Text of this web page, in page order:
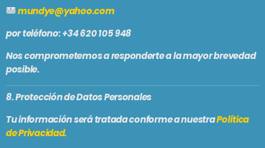
mundye@yahoo.com
por teléfono:+34 620 105 948
Nos comprometemos a responderte a la mayor brevedad
posible.
8. Protección de Datos Personales
Tu información será tratada conforme a nuestraPolítica
de Privacidad.